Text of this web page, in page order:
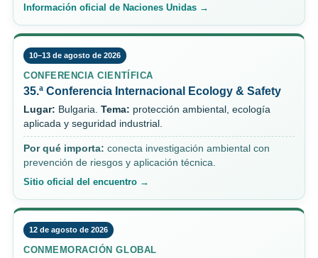
Información oficial de Naciones Unidas →
10–13 de agosto de 2026
CONFERENCIA CIENTÍFICA
35.ª Conferencia Internacional Ecology & Safety
Lugar: Bulgaria. Tema: protección ambiental, ecología
aplicada y seguridad industrial.
Por qué importa: conecta investigación ambiental con
prevención de riesgos y aplicación técnica.
Sitio oficial del encuentro →
12 de agosto de 2026
CONMEMORACIÓN GLOBAL